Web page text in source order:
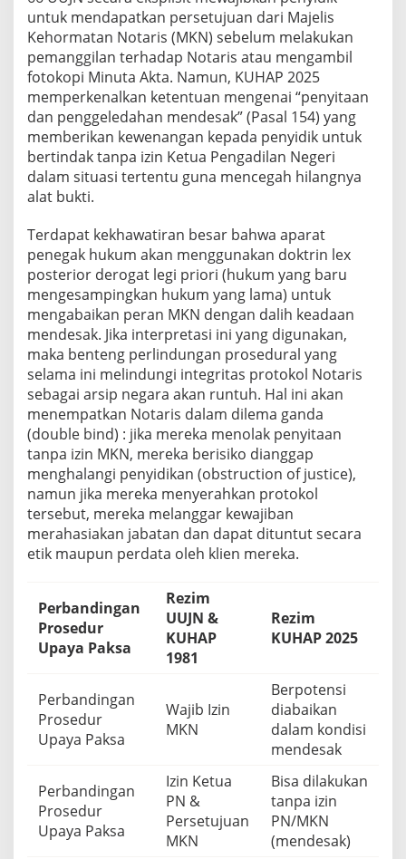
untuk mendapatkan persetujuan dari Majelis
Kehormatan Notaris (MKN) sebelum melakukan
pemanggilan terhadap Notaris atau mengambil
fotokopi Minuta Akta. Namun, KUHAP 2025
memperkenalkan ketentuan mengenai “penyitaan
dan penggeledahan mendesak” (Pasal 154) yang
memberikan kewenangan kepada penyidik untuk
bertindak tanpa izin Ketua Pengadilan Negeri
dalam situasi tertentu guna mencegah hilangnya
alat bukti.
Terdapat kekhawatiran besar bahwa aparat
penegak hukum akan menggunakan doktrin lex
posterior derogat legi priori (hukum yang baru
mengesampingkan hukum yang lama) untuk
mengabaikan peran MKN dengan dalih keadaan
mendesak. Jika interpretasi ini yang digunakan,
maka benteng perlindungan prosedural yang
selama ini melindungi integritas protokol Notaris
sebagai arsip negara akan runtuh. Hal ini akan
menempatkan Notaris dalam dilema ganda
(double bind) : jika mereka menolak penyitaan
tanpa izin MKN, mereka berisiko dianggap
menghalangi penyidikan (obstruction of justice),
namun jika mereka menyerahkan protokol
tersebut, mereka melanggar kewajiban
merahasiakan jabatan dan dapat dituntut secara
etik maupun perdata oleh klien mereka.
Perbandingan
Prosedur
Upaya Paksa
Rezim
UUJN &
KUHAP
1981
Rezim
KUHAP 2025
Perbandingan
Prosedur
Upaya Paksa
Wajib Izin
MKN
Berpotensi
diabaikan
dalam kondisi
mendesak
Perbandingan
Prosedur
Upaya Paksa
Izin Ketua
PN &
Persetujuan
MKN
Bisa dilakukan
tanpa izin
PN/MKN
(mendesak)